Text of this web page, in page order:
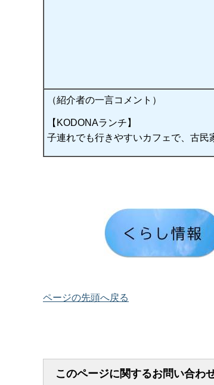
（紹介者の一言コメント）
【KODONAランチ】
子連れでも行きやすいカフェで、古民
ページの先頭へ戻る
このページに関するお問い合わ